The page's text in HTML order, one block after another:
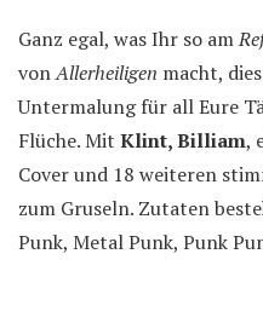
Ganz egal, was Ihr so am
vonAllerheiligen macht,
Untermalung für all Eure
Flüche. Mit Klint, Billiam,
Cover und 18 weiteren
zum Gruseln. Zutaten
Punk, Metal Punk, Punk